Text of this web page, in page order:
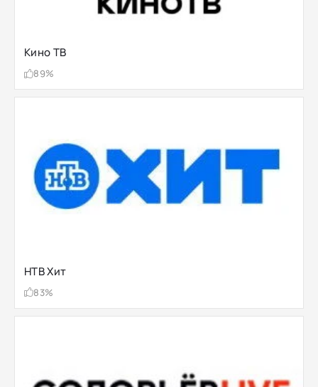
Кино ТВ
89%
НТВ Хит
83%